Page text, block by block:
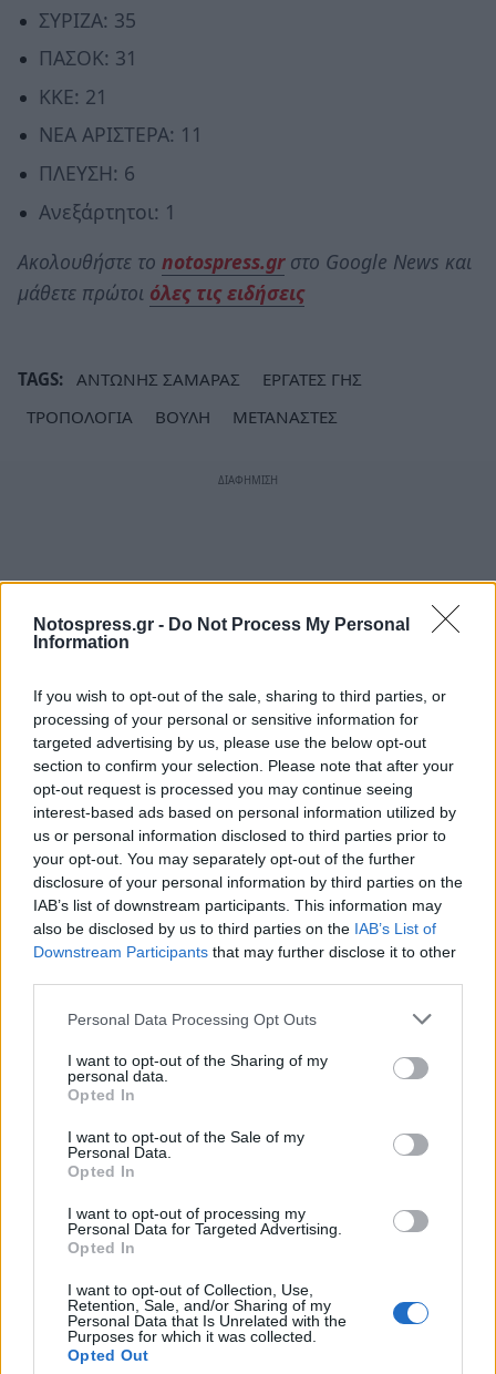
Notospress.gr - Do Not Process My Personal
Information
If you wish to opt-out of the sale, sharing to third parties, or
processing of your personal or sensitive information for
targeted advertising by us, please use the below opt-out
section to confirm your selection. Please note that after your
opt-out request is processed you may continue seeing
interest-based ads based on personal information utilized by
us or personal information disclosed to third parties prior to
your opt-out. You may separately opt-out of the further
disclosure of your personal information by third parties on the
IAB’s list of downstream participants. This information may
also be disclosed by us to third parties on the IAB’s List of
Downstream Participants that may further disclose it to other
Personal Data Processing Opt Outs
I want to opt-out of the Sharing of my
personal data.
Opted In
I want to opt-out of the Sale of my
Personal Data.
Opted In
I want to opt-out of processing my
Personal Data for Targeted Advertising.
Opted In
I want to opt-out of Collection, Use,
Retention, Sale, and/or Sharing of my
Personal Data that Is Unrelated with the
Purposes for which it was collected.
Opted Out
ΣΥΡΙΖΑ: 35
ΠΑΣΟΚ: 31
ΚΚΕ: 21
ΝΕΑ ΑΡΙΣΤΕΡΑ: 11
ΠΛΕΥΣΗ: 6
Ανεξάρτητοι: 1
Ακολουθήστε το notospress.grστο Google News και
μάθετε πρώτοι όλες τις ειδήσεις
TAGS: ΑΝΤΩΝΗΣ ΣΑΜΑΡΑΣ
ΕΡΓΑΤΕΣ ΓΗΣ
ΤΡΟΠΟΛΟΓΙΑ
ΒΟΥΛΗ ΜΕΤΑΝΑΣΤΕΣ
Σχετικά Άρθρα